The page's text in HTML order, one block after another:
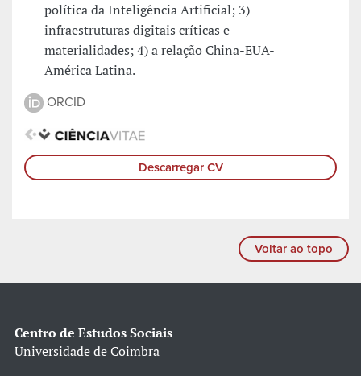
política da Inteligência Artificial; 3)
infraestruturas digitais críticas e
materialidades; 4) a relação China-EUA-
América Latina.
ORCID
Descarregar CV
Voltar ao topo
Centro de Estudos Sociais
Universidade de Coimbra